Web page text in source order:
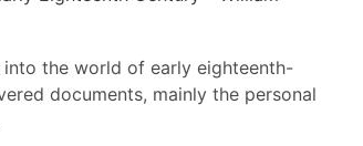
into the world of early eighteenth-
documents, mainly the personal